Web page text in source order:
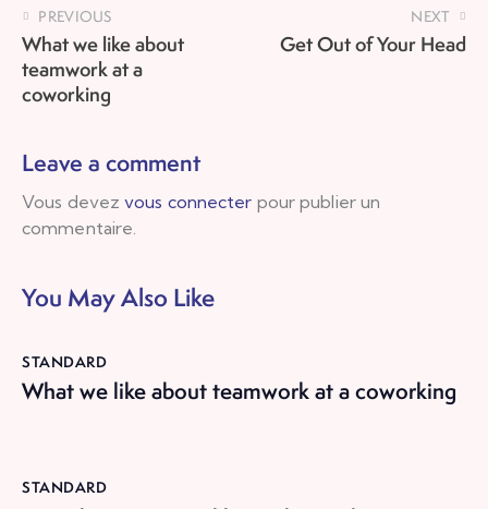
PREVIOUS
What we like about
teamwork at a
coworking
NEXT
Get Out of Your Head
Leave a comment
Vous devezvous connecter pour publier un
commentaire.
You May Also Like
STANDARD
What we like about teamwork at a coworking
STANDARD